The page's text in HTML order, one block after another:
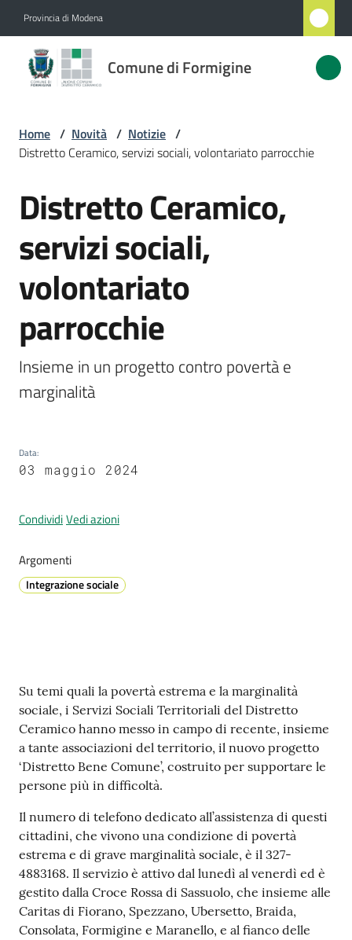
Provincia di Modena
Comune di Formigine
Comune
di
Novità
Servizi
Vivere
A
l
r
a
o
Tutti
gli
argomenti...
Seguici
su
Home / Novità / Notizie /
Distretto Ceramico, servizi sociali, volontariato parrocchie
Salta al contenuto
Distretto Ceramico,
servizi sociali,
volontariato
parrocchie
Insieme in un progetto contro povertà e
marginalità
Data:
03 maggio 2024
CondividiVedi azioni
Argomenti
Integrazione sociale
Contenuto
Su temi quali la povertà estrema e la marginalità
sociale, i Servizi Sociali Territoriali del Distretto
Ceramico hanno messo in campo di recente, insieme
a tante associazioni del territorio, il nuovo progetto
‘Distretto Bene Comune’, costruito per supportare le
persone più in difficoltà.
Il numero di telefono dedicato all’assistenza di questi
cittadini, che vivono una condizione di povertà
estrema e di grave marginalità sociale, è il 327-
4883168. Il servizio è attivo dal lunedì al venerdì ed è
gestito dalla Croce Rossa di Sassuolo, che insieme alle
Caritas di Fiorano, Spezzano, Ubersetto, Braida,
Consolata, Formigine e Maranello, e al fianco delle